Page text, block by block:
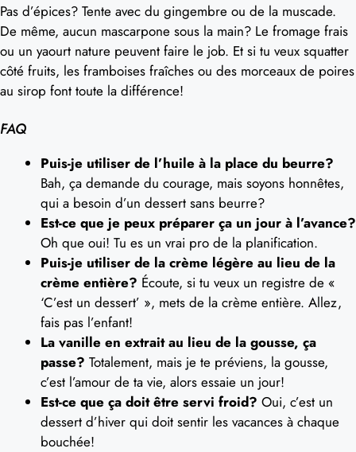
Pas d’épices? Tente avec du gingembre ou de la muscade.
De même, aucun mascarpone sous la main? Le fromage frais
ou un yaourt nature peuvent faire le job. Et si tu veux squatter
côté fruits, les framboises fraîches ou des morceaux de poires
au sirop font toute la différence!
FAQ
Puis-je utiliser de l’huile à la place du beurre?
Bah, ça demande du courage, mais soyons honnêtes,
qui a besoin d’un dessert sans beurre?
Est-ce que je peux préparer ça un jour à l’avance?
Oh que oui! Tu es un vrai pro de la planification.
Puis-je utiliser de la crème légère au lieu de la
crème entière? Écoute, si tu veux un registre de «
‘C’est un dessert’ », mets de la crème entière. Allez,
fais pas l’enfant!
La vanille en extrait au lieu de la gousse, ça
passe? Totalement, mais je te préviens, la gousse,
c’est l’amour de ta vie, alors essaie un jour!
Est-ce que ça doit être servi froid? Oui, c’est un
dessert d’hiver qui doit sentir les vacances à chaque
bouchée!